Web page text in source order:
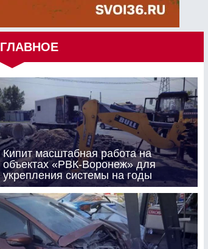
ГЛАВНОЕ
Кипит масштабная работа на
объектах «РВК-Воронеж» для
укрепления системы на годы